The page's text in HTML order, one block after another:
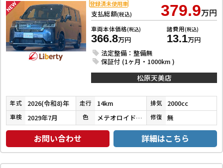
支払総額(税込) 379.9万円
車両本体価格(税込)
366.8万円
諸費用(税込)
13.1万円
法定整備：整備無
保証付 (1ヶ月・1000km )
登録済未使用車
松原天美店
年式 2026(令和8)年 走行 14km 排気 2000cc
車検 2029年7月 色 メテオロイドグレーメタリック 修復 無
お問い合わせ 詳細はこちら